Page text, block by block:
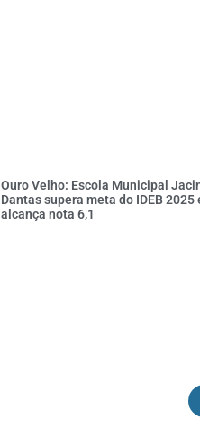
Ouro Velho: Escola Municipal
Dantas supera meta do IDEB 2025
alcança nota 6,1